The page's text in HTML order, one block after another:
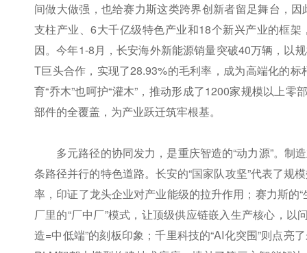
间做大做强，也给赛力斯这类跨界创新者留足舞台，
支柱产业、6大千亿级特色产业和18个新兴产业的框
因。今年1-8月，长安海外新能源销量突破40万辆，以
T巨头合作，实现了28.93%的毛利率，成为高端化的标
育“乔木”也呵护“灌木”，推动形成了1200家规模以上
部件的全覆盖，为产业跃迁筑牢根基。
多元路径的协同发力，是重庆智造的“动力源”。制
条路径并行的特色道路。长安的“国家队攻坚”代表了规
率，印证了龙头企业对产业能级的拉升作用；赛力斯的
厂里的“厂中厂”模式，让顶级供应链嵌入生产核心，
造=中低端”的刻板印象；千里科技的“AI化突围”则点亮